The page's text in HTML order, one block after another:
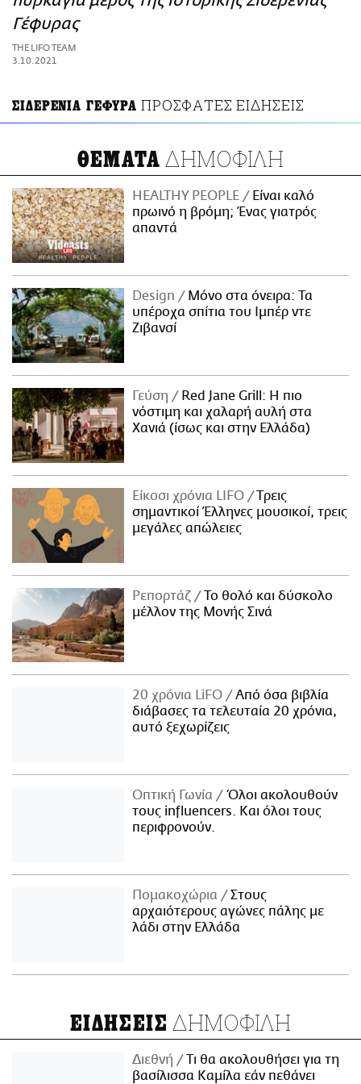
ΑΜΠΑ
PRINT
Γέφυρας
THE LIFO TEAM
3.10.2021
ΣΙΔΕΡΕΝΙΑ ΓΕΦΥΡΑ ΠΡΟΣΦΑΤΕΣ ΕΙΔΗΣΕΙΣ
ΘΕΜΑΤΑ ΔΗΜΟΦΙΛΗ
HEALTHY PEOPLE
Είναι καλό
πρωινό η βρόμη; Ένας γιατρός
απαντά
Design
Μόνο στα όνειρα: Τα
υπέροχα σπίτια του Ιμπέρ ντε
Ζιβανσί
Γεύση
Red Jane Grill: Η πιο
νόστιμη και χαλαρή αυλή στα
Χανιά (ίσως και στην Ελλάδα)
Είκοσι χρόνια LIFO
Tρεις
σημαντικοί Έλληνες μουσικοί, τρεις
μεγάλες απώλειες
Ρεπορτάζ
Το θολό και δύσκολο
μέλλον της Μονής Σινά
20 χρόνια LiFO
Από όσα βιβλία
διάβασες τα τελευταία 20 χρόνια,
αυτό ξεχωρίζεις
Οπτική Γωνία
Όλοι ακολουθούν
τους influencers. Και όλοι τους
περιφρονούν.
Πομακοχώρια
Στους
αρχαιότερους αγώνες πάλης με
λάδι στην Ελλάδα
ΕΙΔΗΣΕΙΣ ΔΗΜΟΦΙΛΗ
Διεθνή
Τι θα ακολουθήσει για τη
βασίλισσα Καμίλα εάν πεθάνει